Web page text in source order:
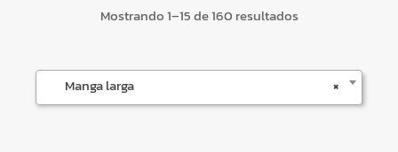
elegir
la
de
Mostrando 1–15 de 160 resultados
×
Manga larga
Tu carrito está vacío.